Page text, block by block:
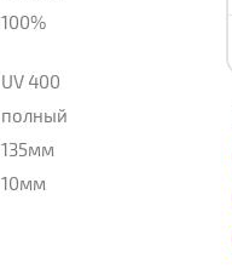
100%
UV 400
полный
135мм
10мм